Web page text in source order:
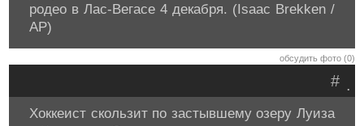
родео в Лас-Вегасе 4 декабря. (Isaac Brekken /
AP)
обсудить фото (0)
.
#
Хоккеист скользит по застывшему озеру Луиза